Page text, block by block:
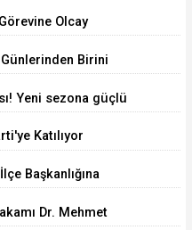
Olcay
Birini
Yeni sezona güçlü
Katılıyor
Başkanlığına
Dr. Mehmet